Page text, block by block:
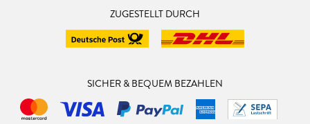
ZUGESTELLT DURCH
SICHER & BEQUEM BEZAHLEN